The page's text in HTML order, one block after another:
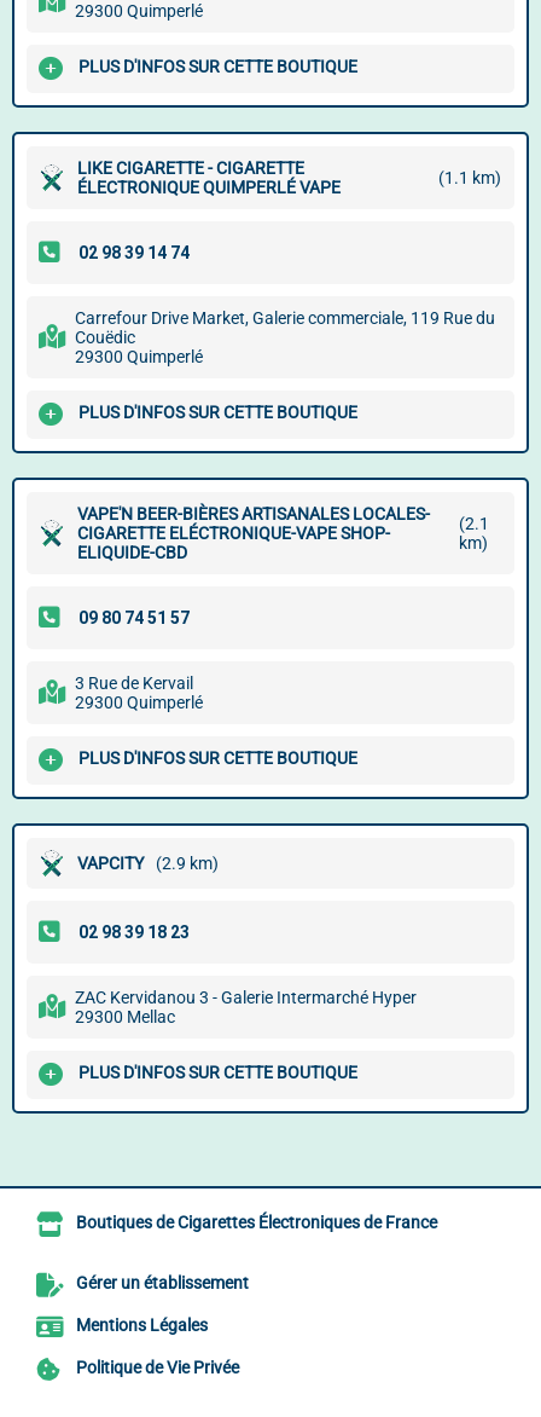
29300 Quimperlé
PLUS D'INFOS SUR CETTE BOUTIQUE
LIKE CIGARETTE - CIGARETTE
ÉLECTRONIQUE QUIMPERLÉ VAPE
(1.1 km)
Carrefour Drive Market, Galerie commerciale, 119 Rue du
Couëdic
29300 Quimperlé
PLUS D'INFOS SUR CETTE BOUTIQUE
VAPE'N BEER-BIÈRES ARTISANALES LOCALES-
CIGARETTE ELÉCTRONIQUE-VAPE SHOP-
ELIQUIDE-CBD
(2.1
km)
3 Rue de Kervail
29300 Quimperlé
PLUS D'INFOS SUR CETTE BOUTIQUE
VAPCITY (2.9 km)
ZAC Kervidanou 3 - Galerie Intermarché Hyper
29300 Mellac
PLUS D'INFOS SUR CETTE BOUTIQUE
Boutiques de Cigarettes Électroniques de France
Gérer un établissement
Mentions Légales
Politique de Vie Privée